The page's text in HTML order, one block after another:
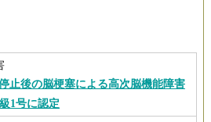
止後の脳梗塞による高次脳機能障害
1号に認定